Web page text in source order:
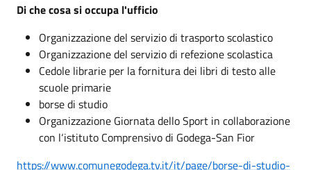
Di che cosa si occupa l'ufficio
Organizzazione del servizio di trasporto scolastico
Organizzazione del servizio di refezione scolastica
Cedole librarie per la fornitura dei libri di testo alle
scuole primarie
borse di studio
Organizzazione Giornata dello Sport in collaborazione
con l‘istituto Comprensivo di Godega-San Fior
https://www.comunegodega.tv.it/it/page/borse-di-studio-